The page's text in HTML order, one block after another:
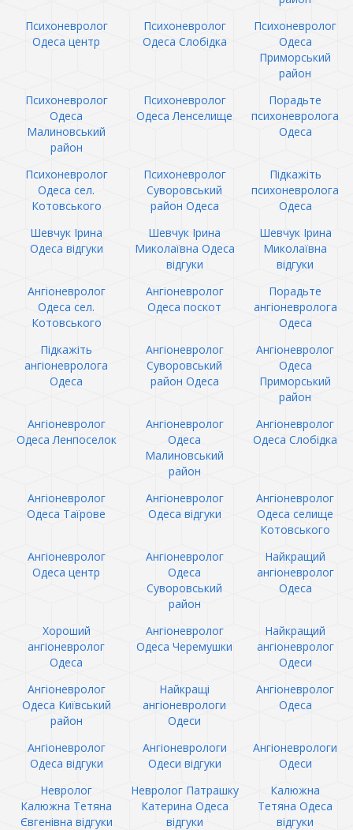
Психоневролог
Одеса центр
Психоневролог
Одеса Слобідка
Психоневролог
Одеса
Приморський
район
Психоневролог
Одеса
Малиновський
район
Психоневролог
Одеса Ленселище
Порадьте
психоневролога
Одеса
Психоневролог
Одеса сел.
Котовського
Психоневролог
Суворовський
район Одеса
Підкажіть
психоневролога
Одеса
Шевчук Ірина
Одеса відгуки
Шевчук Ірина
Миколаївна Одеса
відгуки
Шевчук Ірина
Миколаївна
відгуки
Ангіоневролог
Одеса сел.
Котовського
Ангіоневролог
Одеса поскот
Порадьте
ангіоневролога
Одеса
Підкажіть
ангіоневролога
Одеса
Ангіоневролог
Суворовський
район Одеса
Ангіоневролог
Одеса
Приморський
район
Ангіоневролог
Одеса Ленпоселок
Ангіоневролог
Одеса
Малиновський
район
Ангіоневролог
Одеса Слобідка
Ангіоневролог
Одеса Таїрове
Ангіоневролог
Одеса відгуки
Ангіоневролог
Одеса селище
Котовського
Ангіоневролог
Одеса центр
Ангіоневролог
Одеса
Суворовський
район
Найкращий
ангіоневролог
Одеса
Хороший
ангіоневролог
Одеса
Ангіоневролог
Одеса Черемушки
Найкращий
ангіоневролог
Одеси
Ангіоневролог
Одеса Київський
район
Найкращі
ангіоневрологи
Одеси
Ангіоневролог
Одеса
Ангіоневролог
Одеса відгуки
Ангіоневрологи
Одеси відгуки
Ангіоневрологи
Одеси
Невролог
Калюжна Тетяна
Євгенівна відгуки
Невролог Патрашку
Катерина Одеса
відгуки
Калюжна
Тетяна Одеса
відгуки